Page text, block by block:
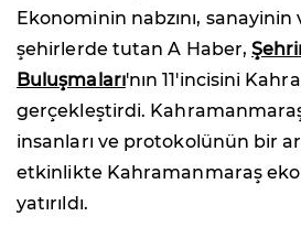
Ekonominin nabzını,
şehirlerde tutan A Haber,
Buluşmaları'nın 11'incisini
gerçekleştirdi.
insanları ve protokolünün bir
etkinlikte Kahramanmaraş
yatırıldı.